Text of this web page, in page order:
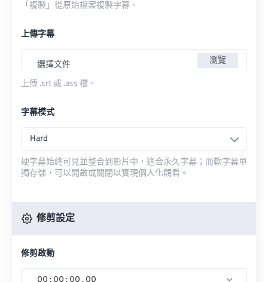
「複製」從原始檔案複製字幕。
上傳字幕
選擇文件 瀏覽
上傳 .srt 或 .ass 檔。
字幕模式
Hard
硬字幕始終可見並整合到影片中，適合永久字幕；而軟字幕單
獨存儲，可以開啟或關閉以實現個人化觀看。
修剪設定
修剪啟動
00 : 00 : 00 . 00